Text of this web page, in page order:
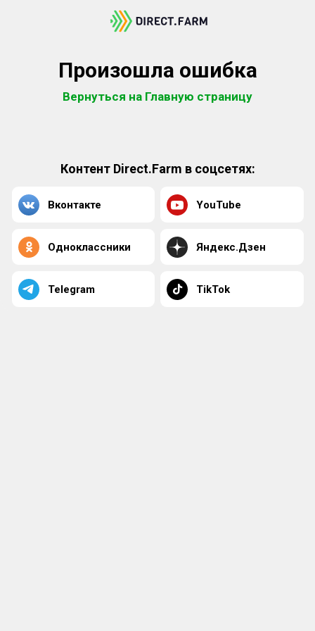
Произошла ошибка
Вернуться на Главную страницу
Контент Direct.Farm в соцсетях:
Вконтакте YouTube
Одноклассники Яндекс.Дзен
Telegram TikTok